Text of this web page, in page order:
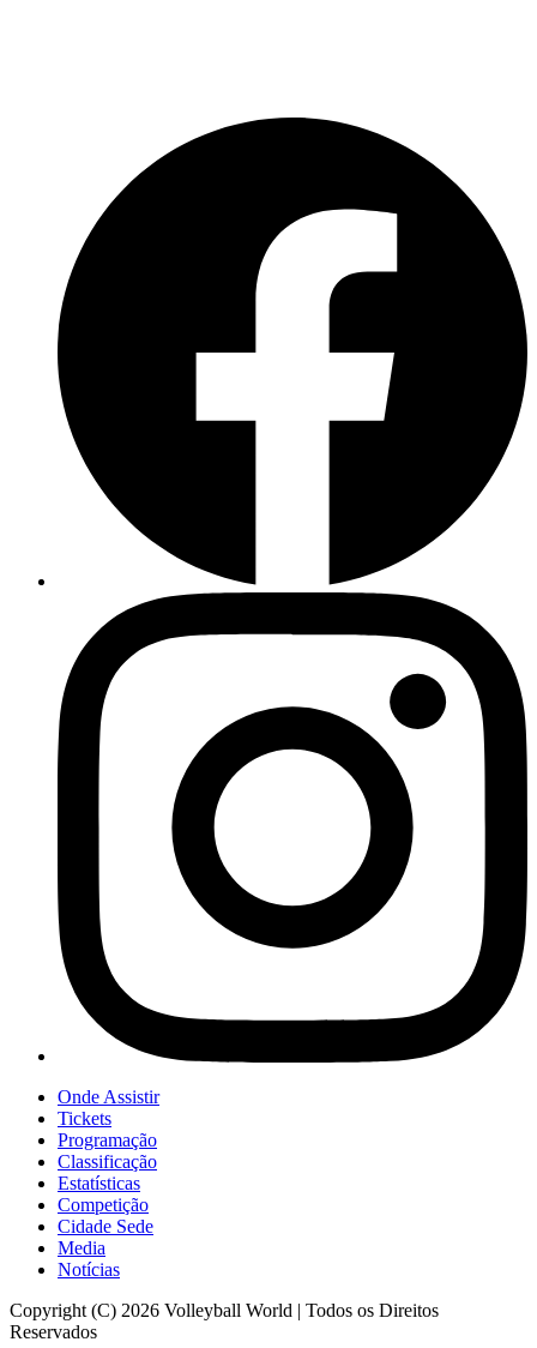
Onde Assistir
Tickets
Programação
Classificação
Estatísticas
Competição
Cidade Sede
Media
Notícias
Copyright (C) 2026 Volleyball World | Todos os Direitos
Reservados